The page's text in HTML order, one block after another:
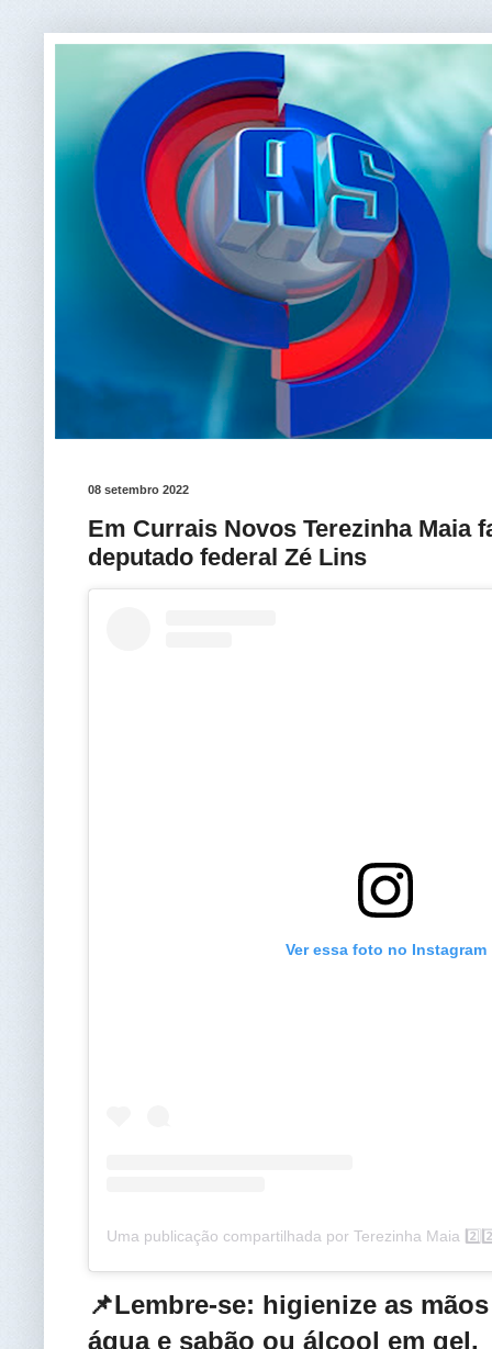
08 setembro 2022
Em Currais Novos Terezinha Maia
deputado federal Zé Lins
Ver essa foto no Instagram
📌Lembre-se: higienize as
água e sabão ou álcool em gel.